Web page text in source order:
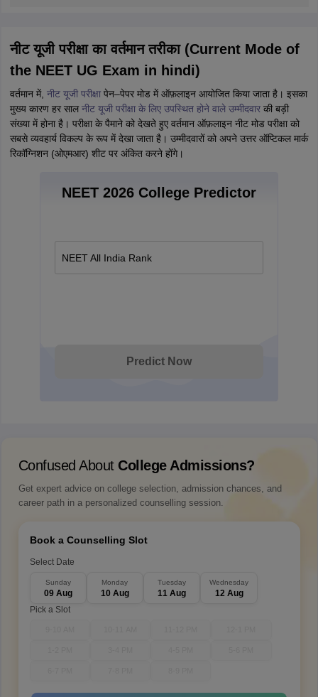
नीट यूजी परीक्षा का वर्तमान तरीका (Current Mode of
the NEET UG Exam in hindi)
वर्तमान में, नीट यूजी परीक्षापेन–पेपर मोड में ऑफ़लाइन आयोजित किया जाता है। इसका
मुख्य कारण हर सालनीट यूजी परीक्षा के लिए उपस्थित होने वाले उम्मीदवारकी बड़ी
संख्या में होना है। परीक्षा के पैमाने को देखते हुए वर्तमान ऑफ़लाइन नीट मोड परीक्षा को
सबसे व्यवहार्य विकल्प के रूप में देखा जाता है। उम्मीदवारों को अपने उत्तर ऑप्टिकल मार्क
रिकॉग्निशन (ओएमआर) शीट पर अंकित करने होंगे।
NEET 2026 College Predictor
NEET All India Rank
Predict Now
Confused About College Admissions?
Get expert advice on college selection, admission chances, and
career path in a personalized counselling session.
Book a Counselling Slot
Select Date
Sunday
09 Aug
Monday
10 Aug
Tuesday
11 Aug
Wednesday
12 Aug
Pick a Slot